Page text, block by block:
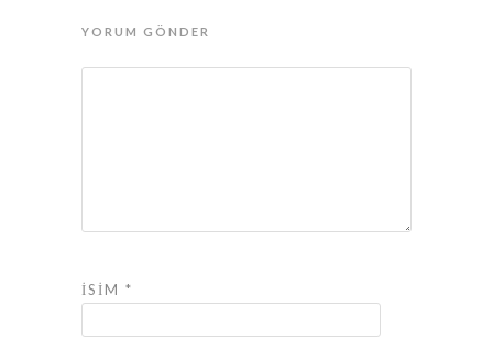
YORUM GÖNDER
İSIM *